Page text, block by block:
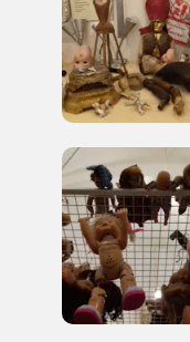
a quelle
Regalati 365
più